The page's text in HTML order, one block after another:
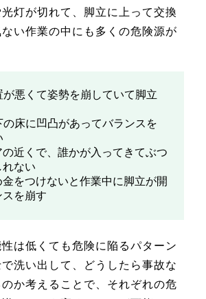
灯が切れて、脚立に上って交換
い作業の中にも多くの危険源が
が悪くて姿勢を崩していて脚立
の床に凹凸があってバランスを
の近くで、誰かが入ってきてぶつ
ない
をつけないと作業中に脚立が開
を崩す
は低くても危険に陥るパターン
洗い出して、どうしたら事故な
のか考えることで、それぞれの危